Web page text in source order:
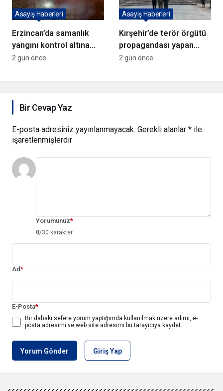
Erzincan’da samanlık
yangını kontrol altına
alındı
Asayiş Haberleri
2 gün önce
Kırşehir’de terör örgütü
propagandası yapan
şüpheli yakalandı
Asayiş Haberleri
2 gün önce
Bir Cevap Yaz
E-posta adresiniz yayınlanmayacak. Gerekli alanlar * ile
işaretlenmişlerdir
Yorumunuz*
0/30 karakter
Ad*
E-Posta*
Bir dahaki sefere yorum yaptığımda kullanılmak üzere adımı, e-
posta adresimi ve web site adresimi bu tarayıcıya kaydet.
Yorum Gönder Giriş Yap